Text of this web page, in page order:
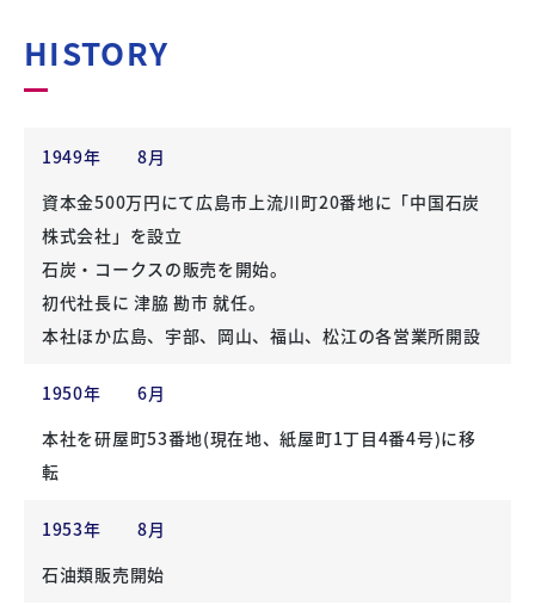
HISTORY
1949年
8月
資本金500万円にて広島市上流川町20番地に「中国石炭
株式会社」を設立
石炭・コークスの販売を開始。
初代社長に 津脇 勘市 就任。
本社ほか広島、宇部、岡山、福山、松江の各営業所開設
1950年
6月
本社を研屋町53番地(現在地、紙屋町1丁目4番4号)に移
転
1953年
8月
石油類販売開始